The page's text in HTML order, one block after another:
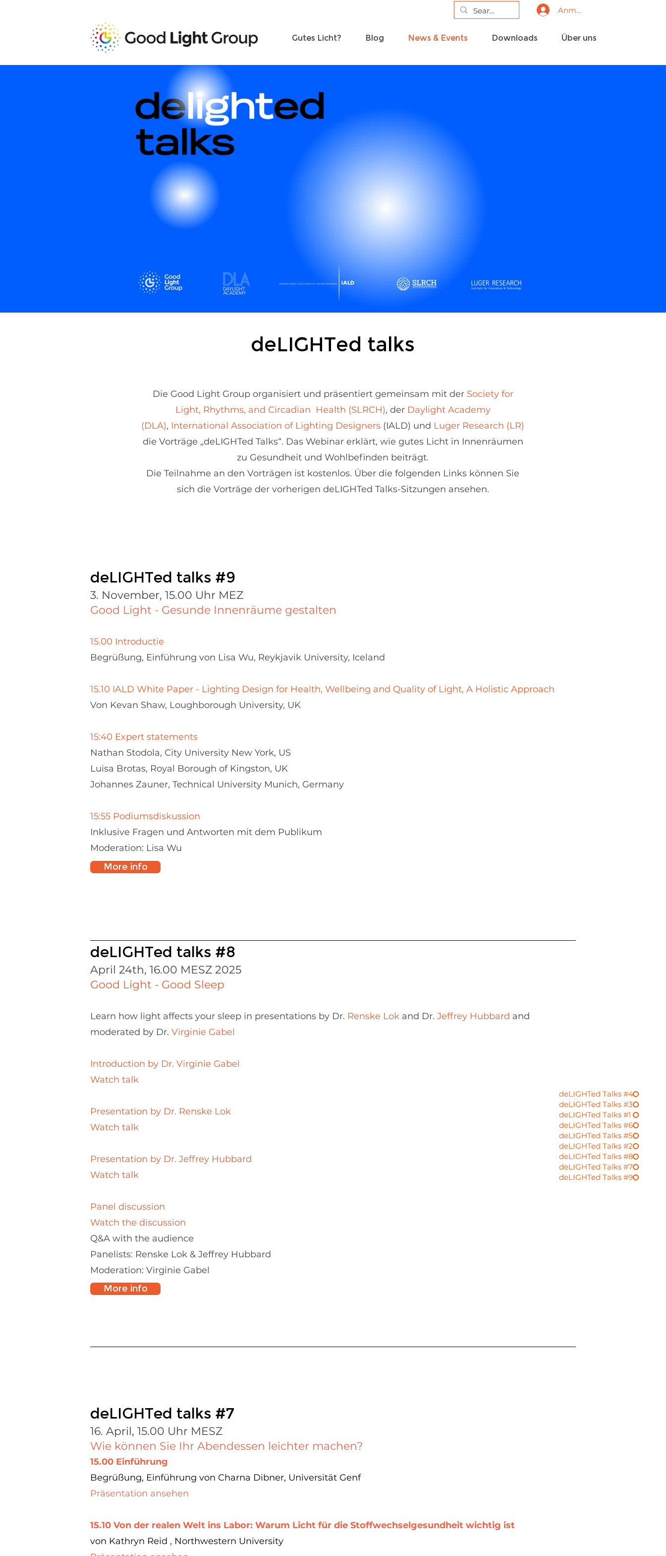
Gutes Licht? Blog News & Events Downloads Über uns
Anmelden
deLIGHTed Talks #4
deLIGHTed Talks #3
deLIGHTed Talks #1
deLIGHTed Talks #6
deLIGHTed Talks #5
deLIGHTed Talks #2
deLIGHTed Talks #8
deLIGHTed Talks #7
deLIGHTed Talks #9
deLIGHTed talks
Die Good Light Group organisiert und präsentiert gemeinsam mit der Society for
Light, Rhythms, and Circadian Health (SLRCH), der Daylight Academy
(DLA), International Association of Lighting Designers (IALD) und Luger Research (LR)
die Vorträge „deLIGHTed Talks“. Das Webinar erklärt, wie gutes Licht in Innenräumen
zu Gesundheit und Wohlbefinden beiträgt.
Die Teilnahme an den Vorträgen ist kostenlos. Über die folgenden Links können Sie
sich die Vorträge der vorherigen deLIGHTed Talks-Sitzungen ansehen.
deLIGHTed talks #9
3. November, 15.00 Uhr MEZ
Good Light - Gesunde Innenräume gestalten
15.00 Introductie
Begrüßung, Einführung von Lisa Wu, Reykjavik University, Iceland
15.10 IALD White Paper - Lighting Design for Health, Wellbeing and Quality of Light, A Holistic Approach
Von Kevan Shaw, Loughborough University, UK
15:40 Expert statements
Nathan Stodola, City University New York, US
Luisa Brotas, Royal Borough of Kingston, UK
Johannes Zauner, Technical University Munich, Germany
15:55 Podiumsdiskussion
Inklusive Fragen und Antworten mit dem Publikum
Moderation: Lisa Wu
More info
deLIGHTed talks #8
April 24th, 16.00 MESZ 2025
Good Light - Good Sleep
Learn how light affects your sleep in presentations by Dr. Renske Lok and Dr. Jeffrey Hubbard and
moderated by Dr. Virginie Gabel
Introduction by Dr. Virginie Gabel
Watch talk
Presentation by Dr. Renske Lok
Watch talk
Presentation by Dr. Jeffrey Hubbard
Watch talk
Panel discussion
Watch the discussion
Q&A with the audience
Panelists: Renske Lok & Jeffrey Hubbard
Moderation: Virginie Gabel
More info
deLIGHTed talks #7
16. April, 15.00 Uhr MESZ
Wie können Sie Ihr Abendessen leichter machen?
15.00 Einführung
Begrüßung, Einführung von Charna Dibner, Universität Genf
Präsentation ansehen
15.10 Von der realen Welt ins Labor: Warum Licht für die Stoffwechselgesundheit wichtig ist
von Kathryn Reid , Northwestern University